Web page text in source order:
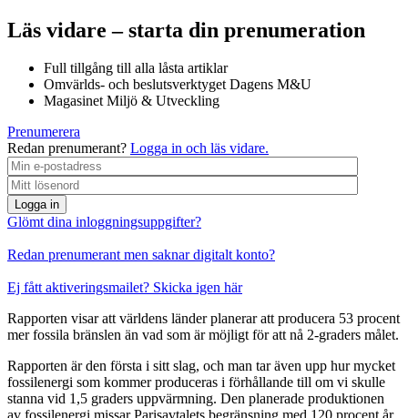
Läs vidare – starta din prenumeration
Full tillgång till alla låsta artiklar
Omvärlds- och beslutsverktyget Dagens M&U
Magasinet Miljö & Utveckling
Prenumerera
Redan prenumerant? Logga in och läs vidare.
Logga in
Glömt dina inloggningsuppgifter?
Redan prenumerant men saknar digitalt konto?
Ej fått aktiveringsmailet? Skicka igen här
Rapporten visar att världens länder planerar att producera 53 procent
mer fossila bränslen än vad som är möjligt för att nå 2-graders målet.
Rapporten är den första i sitt slag, och man tar även upp hur mycket
fossilenergi som kommer produceras i förhållande till om vi skulle
stanna vid 1,5 graders uppvärmning. Den planerade produktionen